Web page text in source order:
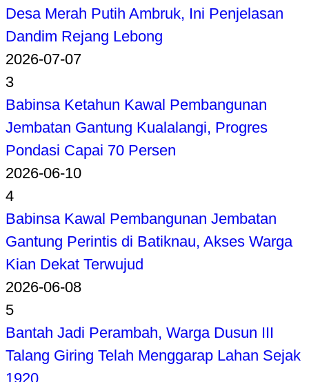
Desa Merah Putih Ambruk, Ini Penjelasan
Dandim Rejang Lebong
2026-07-07
3
Babinsa Ketahun Kawal Pembangunan
Jembatan Gantung Kualalangi, Progres
Pondasi Capai 70 Persen
2026-06-10
4
Babinsa Kawal Pembangunan Jembatan
Gantung Perintis di Batiknau, Akses Warga
Kian Dekat Terwujud
2026-06-08
5
Bantah Jadi Perambah, Warga Dusun III
Talang Giring Telah Menggarap Lahan Sejak
1920